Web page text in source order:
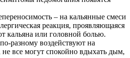
– на кальянные смеси
реакция, проявляющаяся
кальяна или головной болью.
разному воздействуют на
не все могут спокойно вдыхать дым,